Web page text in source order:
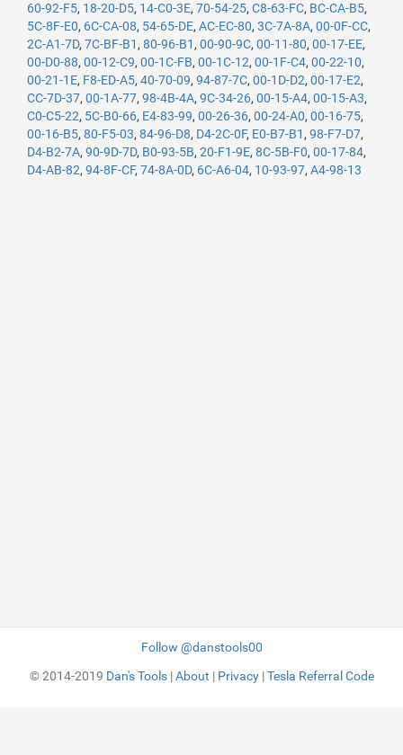
60-92-F5, 18-20-D5, 14-C0-3E, 70-54-25, C8-63-FC, BC-CA-B5,
5C-8F-E0, 6C-CA-08, 54-65-DE, AC-EC-80, 3C-7A-8A, 00-0F-CC,
2C-A1-7D, 7C-BF-B1 , 80-96-B1 , 00-90-9C, 00-11-80, 00-17-EE,
00-D0-88, 00-12-C9, 00-1C-FB, 00-1C-12, 00-1F-C4, 00-22-10,
00-21-1E, F8-ED-A5, 40-70-09, 94-87-7C, 00-1D-D2, 00-17-E2,
CC-7D-37, 00-1A-77, 98-4B-4A, 9C-34-26, 00-15-A4, 00-15-A3,
C0-C5-22, 5C-B0-66, E4-83-99, 00-26-36, 00-24-A0, 00-16-75,
00-16-B5, 80-F5-03, 84-96-D8, D4-2C-0F, E0-B7-B1 , 98-F7-D7,
D4-B2-7A, 90-9D-7D, B0-93-5B, 20-F1-9E, 8C-5B-F0, 00-17-84,
D4-AB-82, 94-8F-CF, 74-8A-0D, 6C-A6-04, 10-93-97, A4-98-13
Follow @danstools00
© 2014-2019 Dan's Tools|About | Privacy|Tesla Referral Code